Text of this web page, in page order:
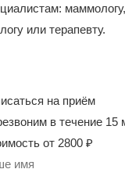
маммологу,
или терапевту.
на приём
в течение 15
от 2800 ₽